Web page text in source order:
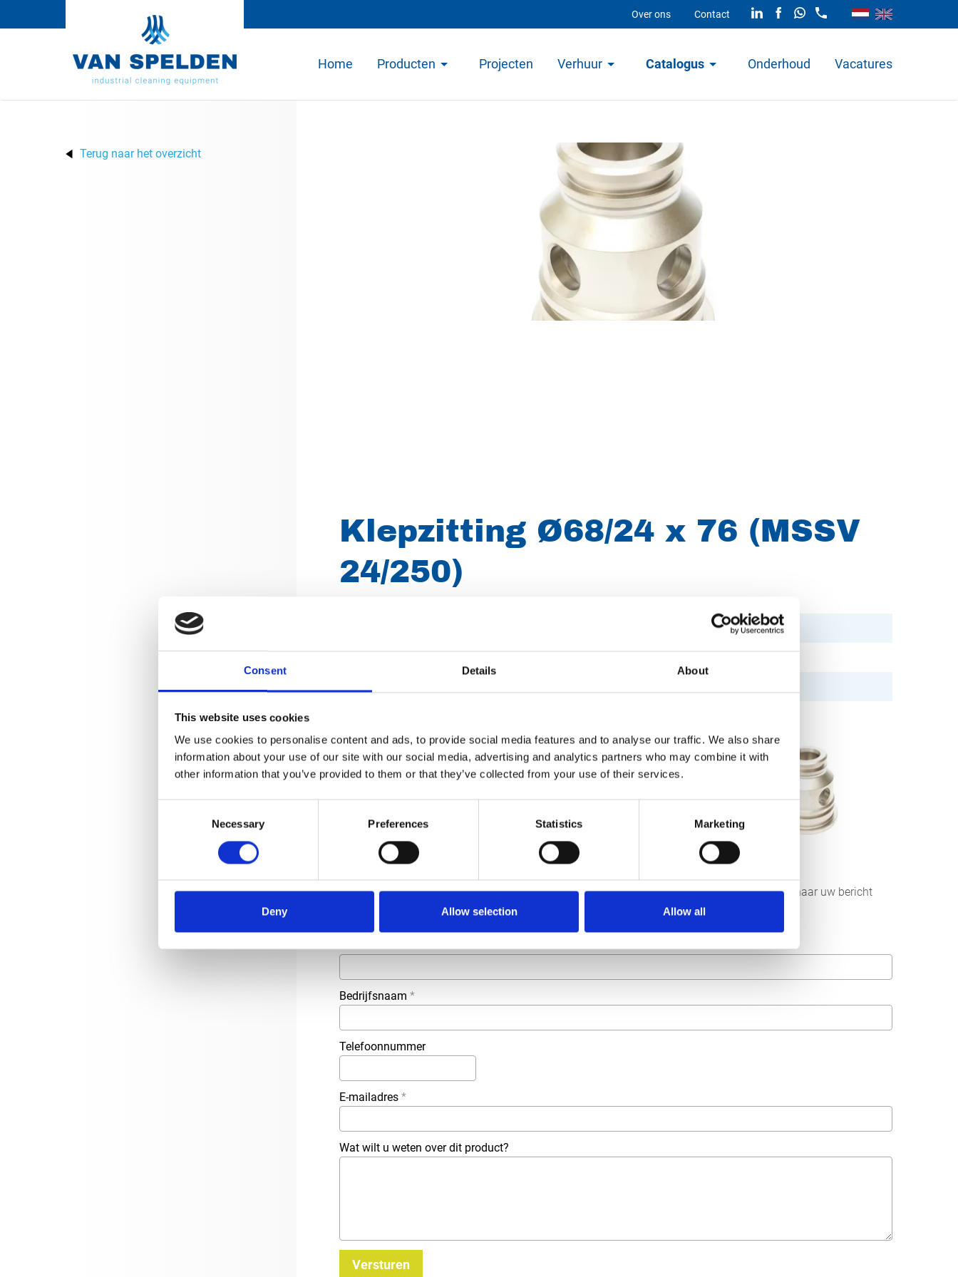
Consent Details About
This website uses cookies
We use cookies to personalise content and ads, to provide social media features and to analyse our traffic. We also share
information about your use of our site with our social media, advertising and analytics partners who may combine it with
other information that you’ve provided to them or that they’ve collected from your use of their services.
Necessary Preferences Statistics Marketing
Deny Allow selection Allow all
Over ons Contact
Home Producten Projecten Verhuur Catalogus Onderhoud Vacatures
Terug naar het overzicht
Klepzitting Ø68/24 x 76 (MSSV
24/250)
Groep
Meer informatie?
Alle vragen en opmerkingen kunt u via onderstaand formulier aan ons sturen. Wij streven ernaar uw bericht
binnen 1 werkdag te beantwoorden.
Voor- en achternaam *
Bedrijfsnaam *
Telefoonnummer
E-mailadres *
Wat wilt u weten over dit product?
Versturen